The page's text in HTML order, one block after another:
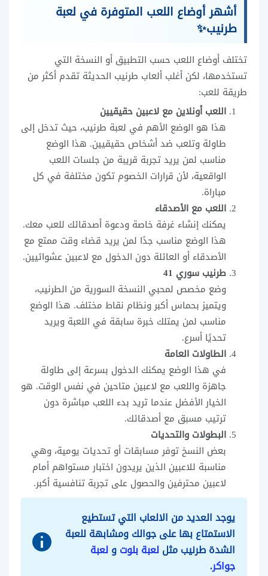
أشهر أوضاع اللعب المتوفرة في لعبة
طرنيب✨
تختلف أوضاع اللعب حسب التطبيق أو النسخة التي
تستخدمها، لكن أغلب ألعاب طرنيب الحديثة تقدم أكثر من
طريقة للعب:
اللعب أونلاين مع لاعبين حقيقيين
هذا هو الوضع الأهم في لعبة طرنيب، حيث تدخل إلى
طاولة وتلعب ضد أشخاص حقيقيين. هذا الوضع
مناسب لمن يريد تجربة قريبة من جلسات اللعب
الواقعية، لأن قرارات الخصوم تكون مختلفة في كل
مباراة.
اللعب مع الأصدقاء
يمكنك إنشاء غرفة خاصة ودعوة أصدقائك للعب معك.
هذا الوضع مناسب جدًا لمن يريد قضاء وقت ممتع مع
الأصدقاء أو العائلة دون الدخول مع لاعبين عشوائيين.
طرنيب سوري 41
وضع مخصص لمحبي النسخة السورية من الطرنيب،
ويتميز بحماس أكبر ونظام نقاط مختلف. هذا الوضع
مناسب لمن يمتلك خبرة سابقة في اللعبة ويريد
تحديًا أسرع.
الطاولات العامة
في هذا الوضع يمكنك الدخول بسرعة إلى طاولة
جاهزة واللعب مع لاعبين متاحين في نفس الوقت. هو
الخيار الأفضل عندما تريد بدء اللعب مباشرة دون
ترتيب مسبق مع أصدقائك.
البطولات والتحديات
بعض النسخ توفر مسابقات أو تحديات يومية، وهي
مناسبة للاعبين الذين يريدون اختبار مستواهم أمام
لاعبين محترفين والحصول على تجربة تنافسية أكبر.
يوجد العديد من الالعاب التي تستطيع
الاستمتاع بها على جوالك ومشابهة للعبة
الشدة طرنيب مثل لعبة بلوتو لعبة
جواكر.